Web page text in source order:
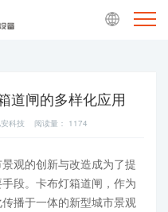
道闸的多样化应用
科技 阅读量： 1174
观的创新与改造成为了提
段。卡布灯箱道闸，作为
播于一体的新型城市景观